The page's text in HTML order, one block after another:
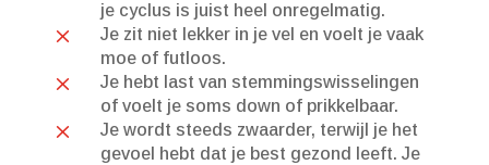
je cyclus is juist heel onregelmatig.
M
Je zit niet lekker in je vel en voelt je vaak
moe of futloos.
M
Je hebt last van stemmingswisselingen
of voelt je soms down of prikkelbaar.
M
Je wordt steeds zwaarder, terwijl je het
gevoel hebt dat je best gezond leeft. Je